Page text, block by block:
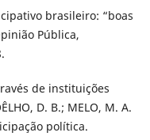
brasileiro: “boas
Pública,
de instituições
D. B.; MELO, M. A.
política.